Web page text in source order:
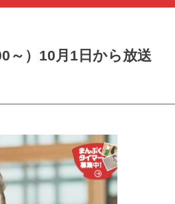
～）10月1日から放送